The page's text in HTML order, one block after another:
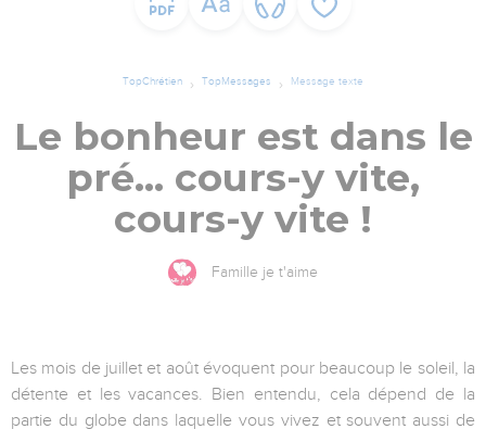
TopChrétien TopMessages Message texte
Le bonheur est dans le
pré… cours-y vite,
cours-y vite !
Famille je t'aime
Les mois de juillet et août évoquent pour beaucoup le soleil, la
détente et les vacances. Bien entendu, cela dépend de la
partie du globe dans laquelle vous vivez et souvent aussi de